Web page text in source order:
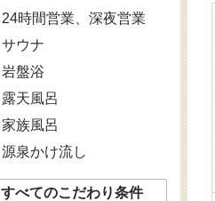
24時間営業、深夜営業
サウナ
岩盤浴
露天風呂
家族風呂
源泉かけ流し
すべてのこだわり条件